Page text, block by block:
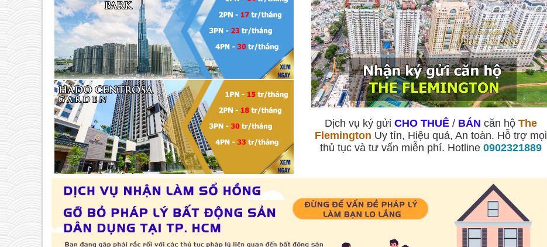
Dịch vụ ký gửi CHO THUÊ/ BÁN căn hộ The
Flemington Uy tín, Hiệu quả, An toàn. Hỗ trợ mọi
thủ tục và tư vấn miễn phí. Hotline 0902321889